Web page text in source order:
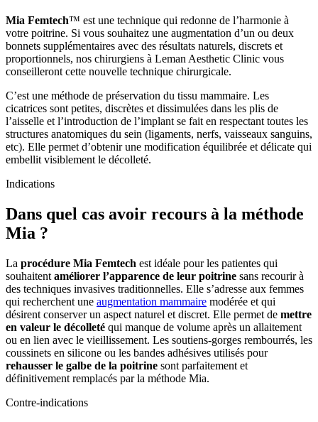
Mia Femtech™ est une technique qui redonne de l’harmonie à
votre poitrine. Si vous souhaitez une augmentation d’un ou deux
bonnets supplémentaires avec des résultats naturels, discrets et
proportionnels, nos chirurgiens à Leman Aesthetic Clinic vous
conseilleront cette nouvelle technique chirurgicale.
C’est une méthode de préservation du tissu mammaire. Les
cicatrices sont petites, discrètes et dissimulées dans les plis de
l’aisselle et l’introduction de l’implant se fait en respectant toutes les
structures anatomiques du sein (ligaments, nerfs, vaisseaux sanguins,
etc). Elle permet d’obtenir une modification équilibrée et délicate qui
embellit visiblement le décolleté.
Indications
Dans quel cas avoir recours à la méthode
Mia ?
La procédure Mia Femtech est idéale pour les patientes qui
souhaitent améliorer l’apparence de leur poitrine sans recourir à
des techniques invasives traditionnelles. Elle s’adresse aux femmes
qui recherchent une augmentation mammaire modérée et qui
désirent conserver un aspect naturel et discret. Elle permet de mettre
en valeur le décolleté qui manque de volume après un allaitement
ou en lien avec le vieillissement. Les soutiens-gorges rembourrés, les
coussinets en silicone ou les bandes adhésives utilisés pour
rehausser le galbe de la poitrine sont parfaitement et
définitivement remplacés par la méthode Mia.
Contre-indications